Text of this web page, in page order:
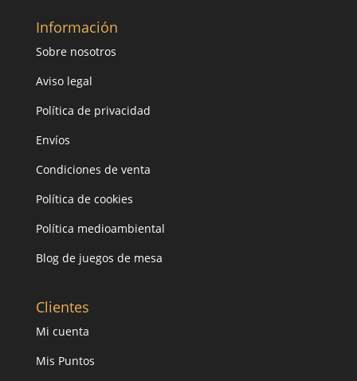
Información
Sobre nosotros
Aviso legal
Política de privacidad
Envíos
Condiciones de venta
Política de cookies
Política medioambiental
Blog de juegos de mesa
Clientes
Mi cuenta
Mis Puntos